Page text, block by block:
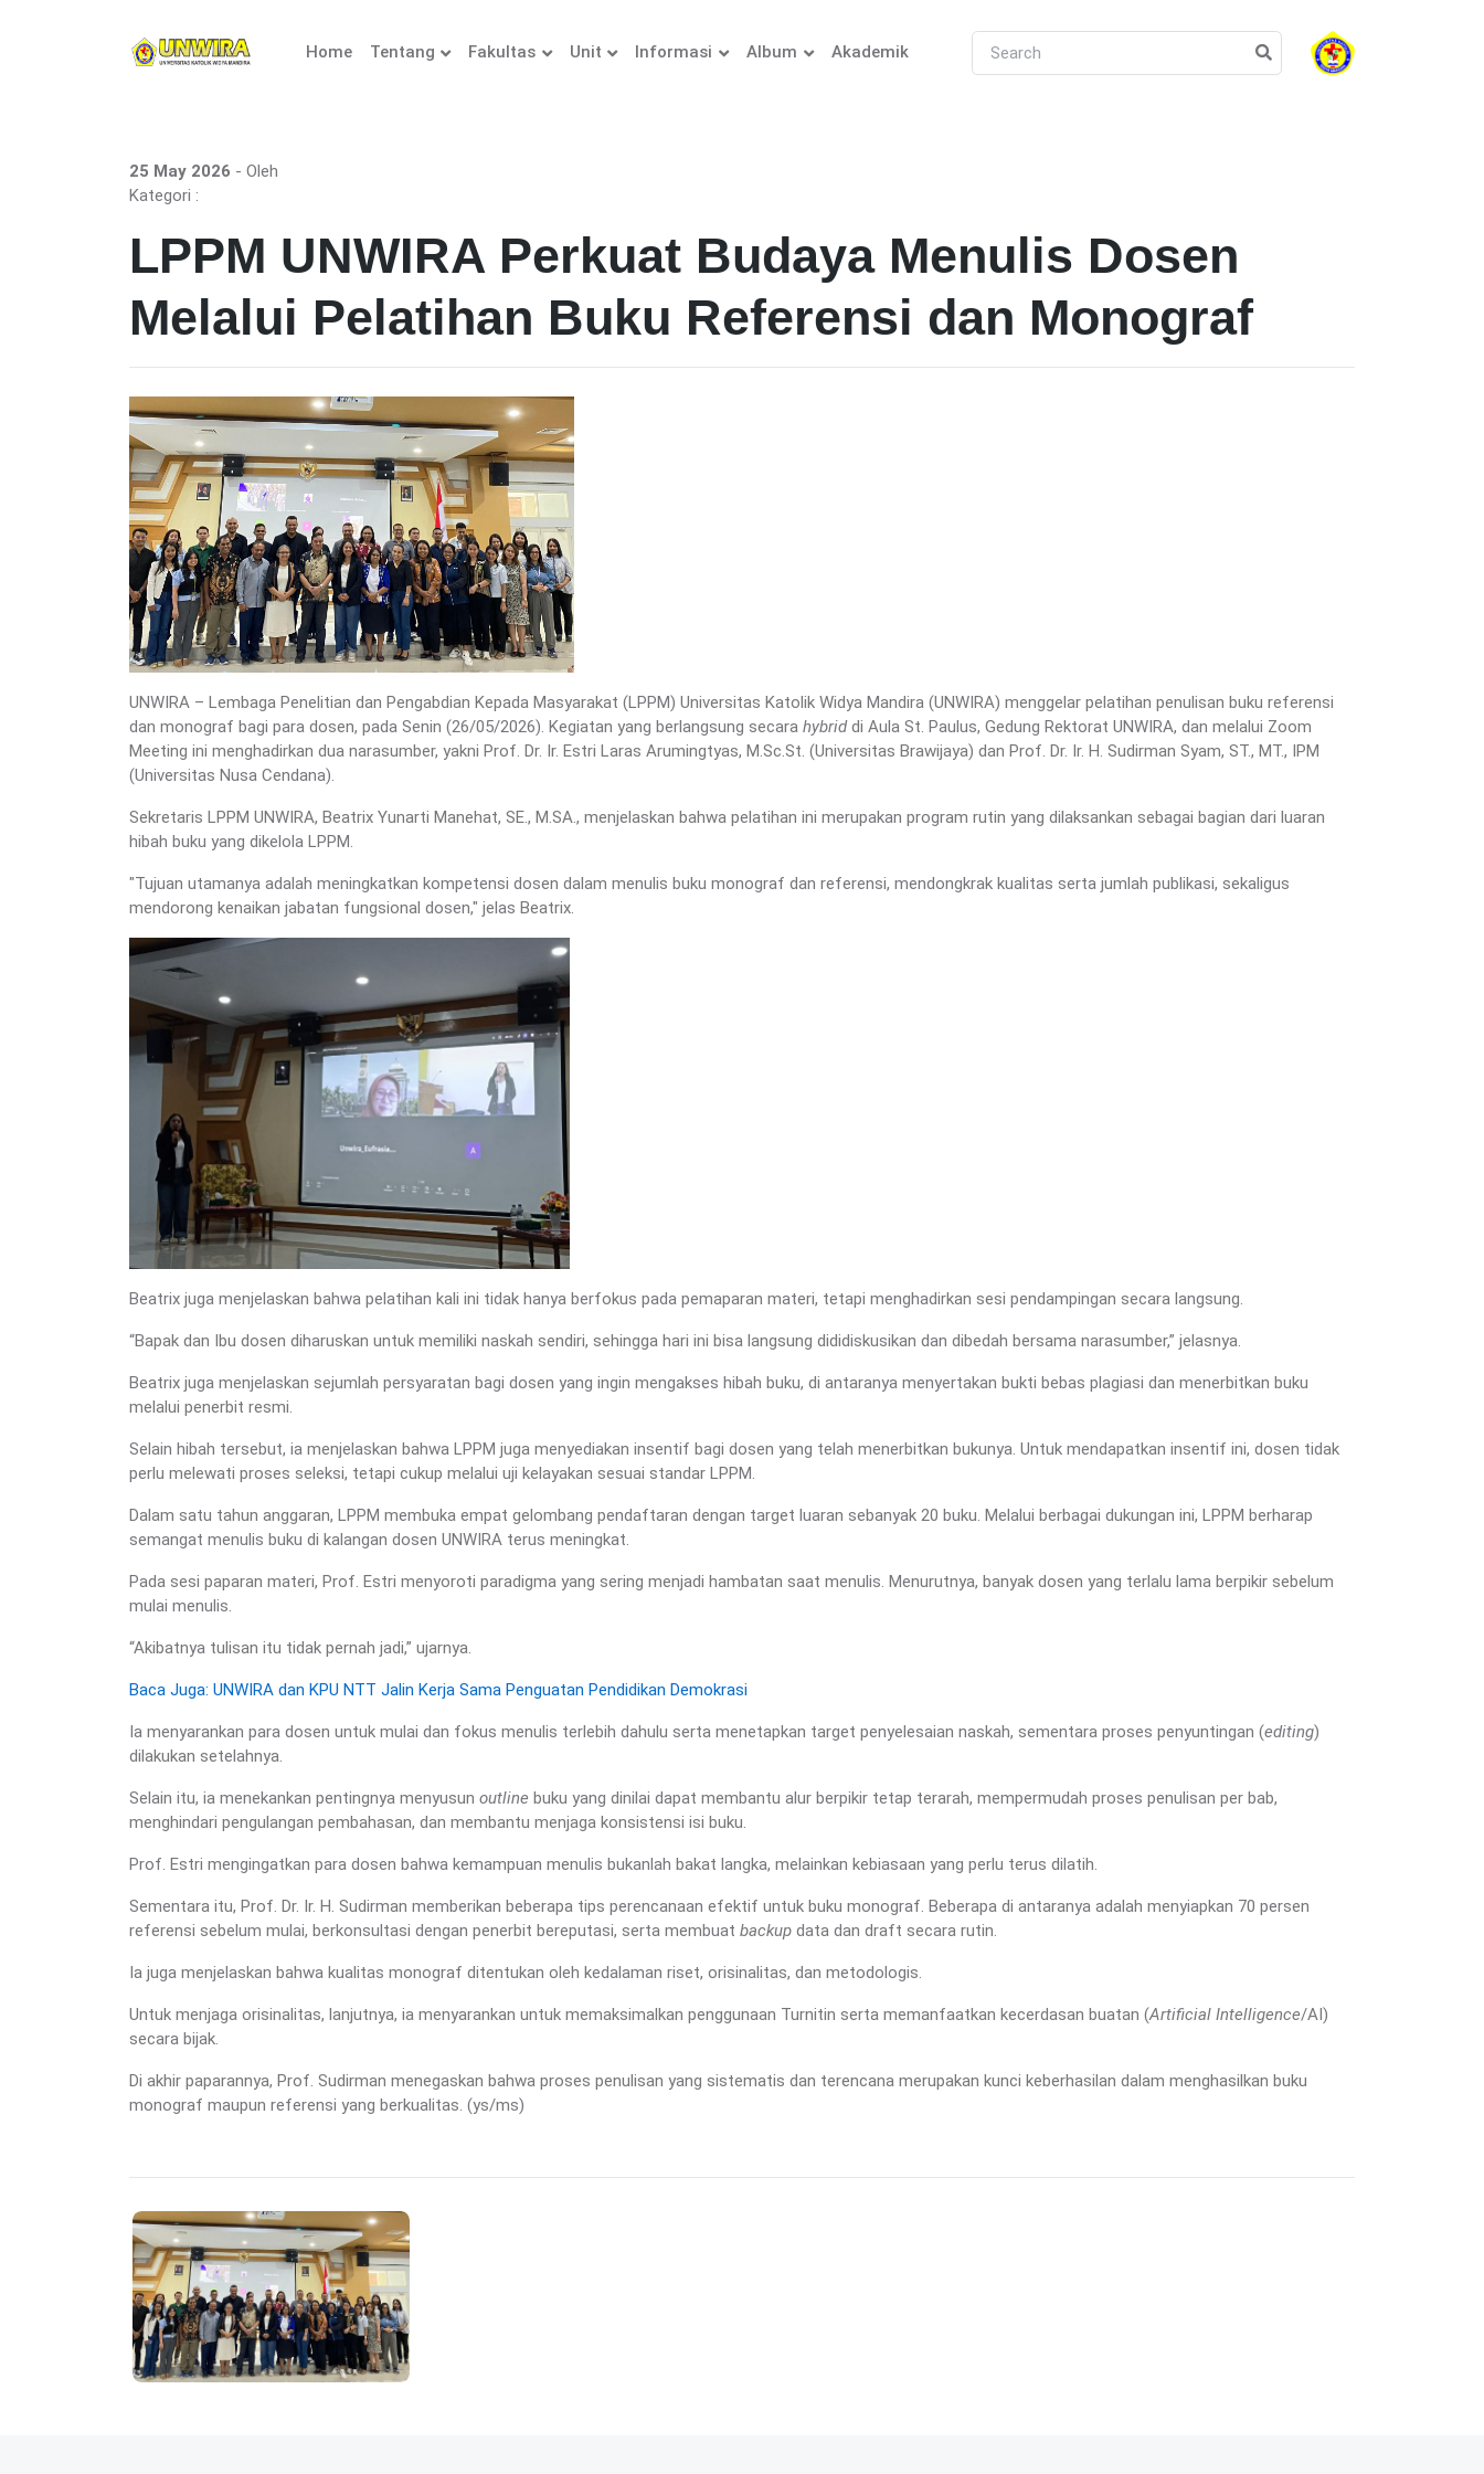
Home Tentang Fakultas Unit Informasi Album Akademik
25 May 2026 - Oleh
Kategori :
LPPM UNWIRA Perkuat Budaya Menulis Dosen
Melalui Pelatihan Buku Referensi dan Monograf
UNWIRA – Lembaga Penelitian dan Pengabdian Kepada Masyarakat (LPPM) Universitas Katolik Widya Mandira (UNWIRA) menggelar pelatihan penulisan buku referensi
dan monograf bagi para dosen, pada Senin (26/05/2026). Kegiatan yang berlangsung secara hybriddi Aula St. Paulus, Gedung Rektorat UNWIRA, dan melalui Zoom
Meeting ini menghadirkan dua narasumber, yakni Prof. Dr. Ir. Estri Laras Arumingtyas, M.Sc.St. (Universitas Brawijaya) dan Prof. Dr. Ir. H. Sudirman Syam, ST., MT., IPM
(Universitas Nusa Cendana).
Sekretaris LPPM UNWIRA, Beatrix Yunarti Manehat, SE., M.SA., menjelaskan bahwa pelatihan ini merupakan program rutin yang dilaksankan sebagai bagian dari luaran
hibah buku yang dikelola LPPM.
"Tujuan utamanya adalah meningkatkan kompetensi dosen dalam menulis buku monograf dan referensi, mendongkrak kualitas serta jumlah publikasi, sekaligus
mendorong kenaikan jabatan fungsional dosen," jelas Beatrix.
Beatrix juga menjelaskan bahwa pelatihan kali ini tidak hanya berfokus pada pemaparan materi, tetapi menghadirkan sesi pendampingan secara langsung.
“Bapak dan Ibu dosen diharuskan untuk memiliki naskah sendiri, sehingga hari ini bisa langsung dididiskusikan dan dibedah bersama narasumber,” jelasnya.
Beatrix juga menjelaskan sejumlah persyaratan bagi dosen yang ingin mengakses hibah buku, di antaranya menyertakan bukti bebas plagiasi dan menerbitkan buku
melalui penerbit resmi.
Selain hibah tersebut, ia menjelaskan bahwa LPPM juga menyediakan insentif bagi dosen yang telah menerbitkan bukunya. Untuk mendapatkan insentif ini, dosen tidak
perlu melewati proses seleksi, tetapi cukup melalui uji kelayakan sesuai standar LPPM.
Dalam satu tahun anggaran, LPPM membuka empat gelombang pendaftaran dengan target luaran sebanyak 20 buku. Melalui berbagai dukungan ini, LPPM berharap
semangat menulis buku di kalangan dosen UNWIRA terus meningkat.
Pada sesi paparan materi, Prof. Estri menyoroti paradigma yang sering menjadi hambatan saat menulis. Menurutnya, banyak dosen yang terlalu lama berpikir sebelum
mulai menulis.
“Akibatnya tulisan itu tidak pernah jadi,” ujarnya.
Baca Juga: UNWIRA dan KPU NTT Jalin Kerja Sama Penguatan Pendidikan Demokrasi
Ia menyarankan para dosen untuk mulai dan fokus menulis terlebih dahulu serta menetapkan target penyelesaian naskah, sementara proses penyuntingan (editing)
dilakukan setelahnya.
Selain itu, ia menekankan pentingnya menyusun outline buku yang dinilai dapat membantu alur berpikir tetap terarah, mempermudah proses penulisan per bab,
menghindari pengulangan pembahasan, dan membantu menjaga konsistensi isi buku.
Prof. Estri mengingatkan para dosen bahwa kemampuan menulis bukanlah bakat langka, melainkan kebiasaan yang perlu terus dilatih.
Sementara itu, Prof. Dr. Ir. H. Sudirman memberikan beberapa tips perencanaan efektif untuk buku monograf. Beberapa di antaranya adalah menyiapkan 70 persen
referensi sebelum mulai, berkonsultasi dengan penerbit bereputasi, serta membuat backup data dan draft secara rutin.
Ia juga menjelaskan bahwa kualitas monograf ditentukan oleh kedalaman riset, orisinalitas, dan metodologis.
Untuk menjaga orisinalitas, lanjutnya, ia menyarankan untuk memaksimalkan penggunaan Turnitin serta memanfaatkan kecerdasan buatan (Artificial Intelligence/AI)
secara bijak.
Di akhir paparannya, Prof. Sudirman menegaskan bahwa proses penulisan yang sistematis dan terencana merupakan kunci keberhasilan dalam menghasilkan buku
monograf maupun referensi yang berkualitas. (ys/ms)